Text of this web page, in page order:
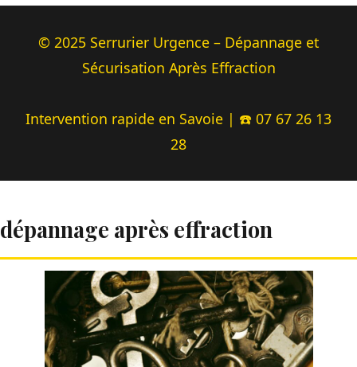
© 2025 Serrurier Urgence – Dépannage et
Sécurisation Après Effraction
Intervention rapide en Savoie | ☎️ 07 67 26 13
28
dépannage après effraction